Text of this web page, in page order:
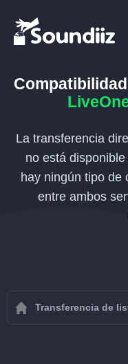
La transferencia
no está
hay ningún tipo de
entre ambos
Transferencia de